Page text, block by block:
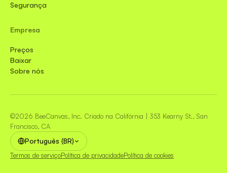
Segurança
Empresa
Preços
Baixar
Sobre nós
©2026 BeeCanvas, Inc. Criado na Califórnia | 353 Kearny St., San
Francisco, CA
Português (BR)
Termos de serviçoPolítica de privacidadePolítica de cookies